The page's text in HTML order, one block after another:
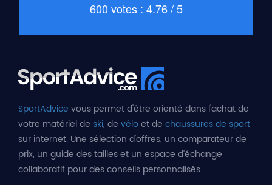
600 votes : 4.76 / 5
SportAdvice vous permet d'être orienté dans l'achat de
votre matériel de ski, de véloet de chaussures de sport
sur internet. Une sélection d'offres, un comparateur de
prix, un guide des tailles et un espace d'échange
collaboratif pour des conseils personnalisés.